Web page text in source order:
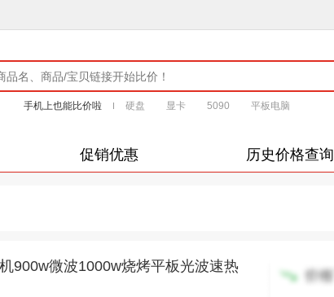
手机上也能比价啦 硬盘 显卡 5090 平板电脑
促销优惠 历史价格查询
900w微波1000w烧烤平板光波速热